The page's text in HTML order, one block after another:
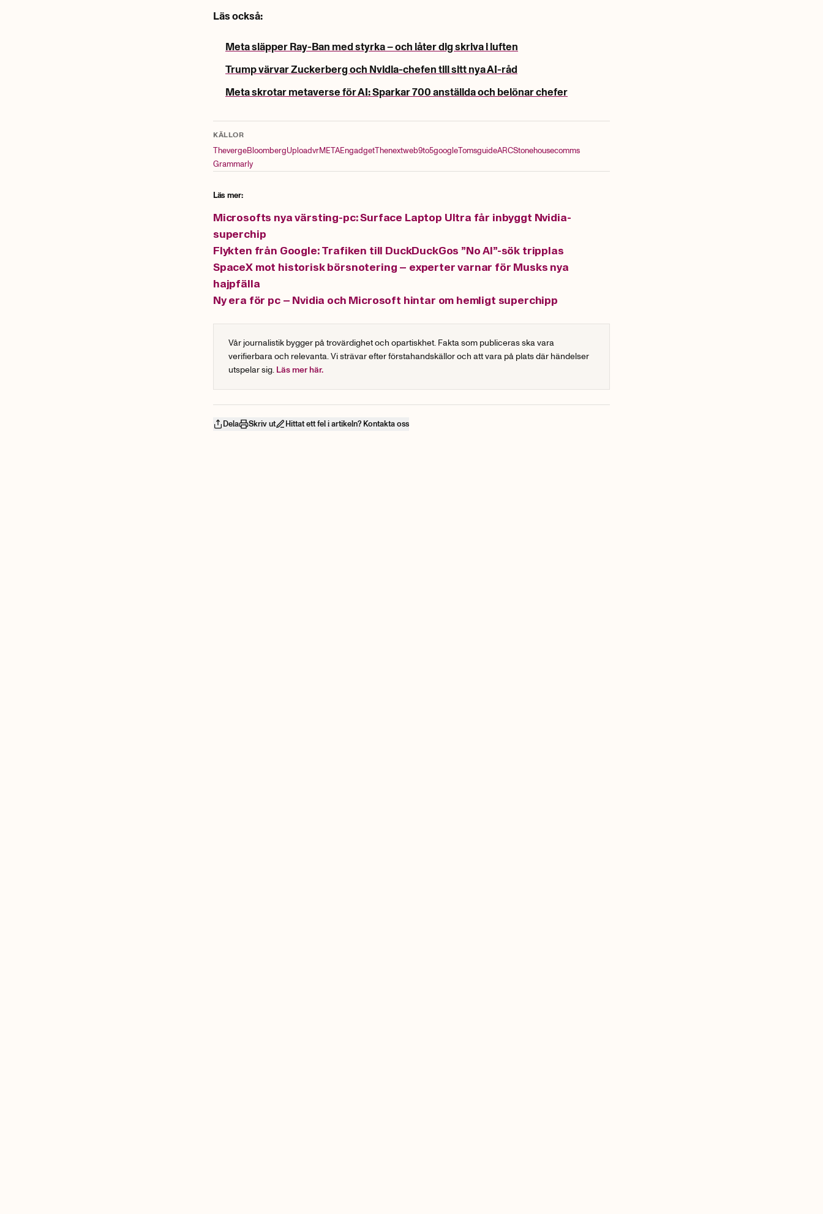
Läs också:
Meta släpper Ray-Ban med styrka – och låter dig skriva i luften
Trump värvar Zuckerberg och Nvidia-chefen till sitt nya AI-råd
Meta skrotar metaverse för AI: Sparkar 700 anställda och belönar chefer
KÄLLOR
ThevergeBloombergUploadvrMETAEngadgetThenextweb9to5googleTomsguideARCStonehousecomms
Grammarly
Läs mer:
Microsofts nya värsting-pc: Surface Laptop Ultra får inbyggt Nvidia-
superchip
Flykten från Google: Trafiken till DuckDuckGos ”No AI”-sök tripplas
SpaceX mot historisk börsnotering – experter varnar för Musks nya
hajpfälla
Ny era för pc – Nvidia och Microsoft hintar om hemligt superchipp
Vår journalistik bygger på trovärdighet och opartiskhet. Fakta som publiceras ska vara
verifierbara och relevanta. Vi strävar efter förstahandskällor och att vara på plats där händelser
utspelar sig. Läs mer här.
Dela Skriv ut Hittat ett fel i artikeln? Kontakta oss